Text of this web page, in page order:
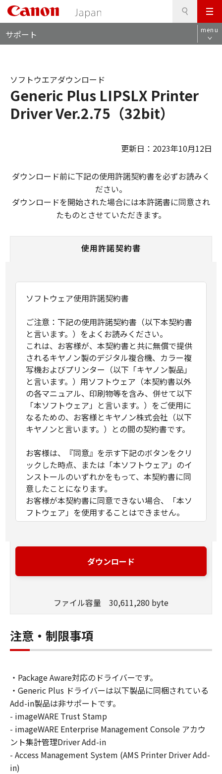
メ
ニ
ュ
サポート menu
Generic Plus LIPSLX Printer
Driver Ver.2.75（32bit）
ソフトウエアダウンロード
更新日：2023年10月12日
ダウンロード前に下記の使用許諾契約書を必ずお読みく
ださい。
ダウンロードを開始された場合には本許諾書に同意され
たものとさせていただきます。
使用許諾契約書
ソフトウェア使用許諾契約書
ご注意：下記の使用許諾契約書（以下本契約書
と言います。）をよくお読みください。
これは、お客様が、本契約書と共に無償で提供
されるキヤノン製のデジタル複合機、カラー複
写機およびプリンター（以下「キヤノン製品」
と言います。）用ソフトウェア（本契約書以外
の各マニュアル、印刷物等を含み、併せて以下
「本ソフトウェア」と言います。）をご使用に
なるための、お客様とキヤノン株式会社（以下
キヤノンと言います。）との間の契約書です。
お客様は、『同意』を示す下記のボタンをクリ
ックした時点、または「本ソフトウェア」のイ
ンストールのいずれかをもって、本契約書に同
意したことになります。
お客様が本契約書に同意できない場合、「本ソ
フトウェア」を使用することはできません。
(1) キヤノンは、お客様が「キヤノン製品」を利
用する目的のために、「キヤノン製品」に直接
（本契約書においては、「本ソフトウェア」を
ること、またはコンピューターにおいて表示す
ること、アクセスすること、もしくは実行する
ことのいずれも含むものとします。）するため
お客様は、また「指定機器」にネットワークを
通じて接続されたコンピューター上で、かかる
コンピューターの使用者に対して「本ソフトウ
ェア」を使用させることができますが、かかる
コンピューターの使用者に本契約書上の義務お
よび条件を遵守させるとともに、その履行に関
し全責任を負うことを条件とします。
(2) お客様は、上記(1)に基づいて「本ソフトウ
ダウンロード
ファイル容量 30,611,280 byte
注意・制限事項
・Package Aware対応のドライバーです。
・Generic Plus ドライバーは以下製品に同梱されている
Add-in製品は非サポートです。
- imageWARE Trust Stamp
- imageWARE Enterprise Management Console アカウ
ント集計管理Driver Add-in
- Access Management System (AMS Printer Driver Add-
in)